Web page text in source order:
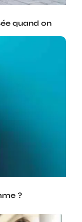
quand on
?